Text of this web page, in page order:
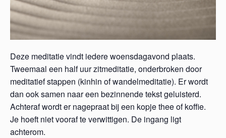
Deze meditatie vindt iedere woensdagavond plaats.
Tweemaal een half uur zitmeditatie, onderbroken door
meditatief stappen (kinhin of wandelmeditatie). Er wordt
dan ook samen naar een bezinnende tekst geluisterd.
Achteraf wordt er nagepraat bij een kopje thee of koffie.
Je hoeft niet vooraf te verwittigen. De ingang ligt
achterom.